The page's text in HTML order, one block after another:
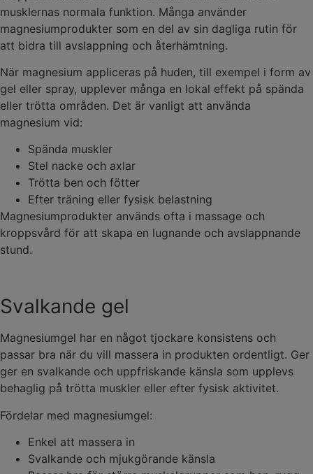
musklernas normala funktion. Många använder
magnesiumprodukter som en del av sin dagliga rutin för
att bidra till avslappning och återhämtning.
När magnesium appliceras på huden, till exempel i form av
gel eller spray, upplever många en lokal effekt på spända
eller trötta områden. Det är vanligt att använda
magnesium vid:
Spända muskler
Stel nacke och axlar
Trötta ben och fötter
Efter träning eller fysisk belastning
Magnesiumprodukter används ofta i massage och
kroppsvård för att skapa en lugnande och avslappnande
stund.
Svalkande gel
Magnesiumgel har en något tjockare konsistens och
passar bra när du vill massera in produkten ordentligt. Ger
ger en svalkande och uppfriskande känsla som upplevs
behaglig på trötta muskler eller efter fysisk aktivitet.
Fördelar med magnesiumgel:
Enkel att massera in
Svalkande och mjukgörande känsla